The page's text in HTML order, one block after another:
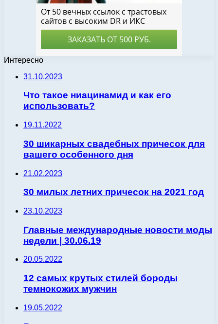
Интересно
31.10.2023
Что такое ниацинамид и как его
использовать?
19.11.2022
30 шикарных свадебных причесок для
вашего особенного дня
21.02.2023
30 милых летних причесок на 2021 год
23.10.2023
Главные международные новости моды
недели | 30.06.19
20.05.2022
12 самых крутых стилей бороды
темнокожих мужчин
19.05.2022